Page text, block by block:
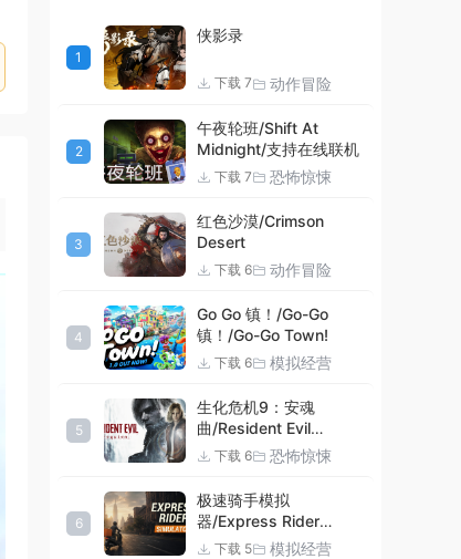
1
侠影录
下载 7 动作冒险
2
午夜轮班/Shift At
Midnight/支持在线联机
下载 7 恐怖惊悚
3
红色沙漠/Crimson
Desert
下载 6 动作冒险
4
Go Go 镇！/Go-Go
镇！/Go-Go Town!
下载 6 模拟经营
5
生化危机9：安魂
曲/Resident Evil
Requiem
下载 6 恐怖惊悚
6
极速骑手模拟
器/Express Rider
Simulator
下载 5 模拟经营